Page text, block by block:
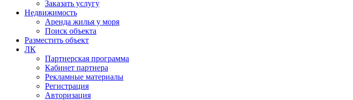
Заказать услугу
Недвижимость
Аренда жилья у моря
Поиск объекта
Разместить объект
ЛК
Партнерская программа
Кабинет партнера
Рекламные материалы
Регистрация
Авторизация